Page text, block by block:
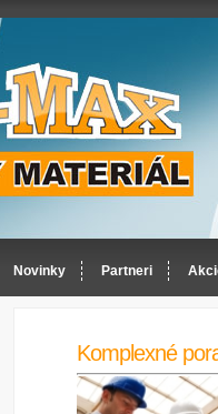
Novinky Partneri
Komplexné